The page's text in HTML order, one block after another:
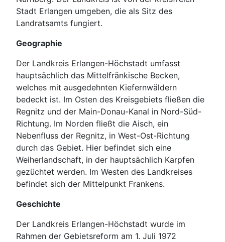
Stadt Erlangen umgeben, die als Sitz des
Landratsamts fungiert.
Geographie
Der Landkreis Erlangen-Höchstadt umfasst
hauptsächlich das Mittelfränkische Becken,
welches mit ausgedehnten Kiefernwäldern
bedeckt ist. Im Osten des Kreisgebiets fließen die
Regnitz und der Main-Donau-Kanal in Nord-Süd-
Richtung. Im Norden fließt die Aisch, ein
Nebenfluss der Regnitz, in West-Ost-Richtung
durch das Gebiet. Hier befindet sich eine
Weiherlandschaft, in der hauptsächlich Karpfen
gezüchtet werden. Im Westen des Landkreises
befindet sich der Mittelpunkt Frankens.
Geschichte
Der Landkreis Erlangen-Höchstadt wurde im
Rahmen der Gebietsreform am 1. Juli 1972